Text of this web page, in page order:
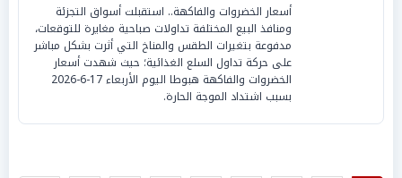
أسعار الخضروات والفاكهة.. استقبلت أسواق التجزئة
ومنافذ البيع المختلفة تداولات صباحية مغايرة للتوقعات،
مدفوعة بتغيرات الطقس والمناخ التي أثرت بشكل مباشر
على حركة تداول السلع الغذائية؛ حيث شهدت أسعار
الخضروات والفاكهة هبوطا اليوم الأربعاء 17-6-2026
بسبب اشتداد الموجة الحارة.